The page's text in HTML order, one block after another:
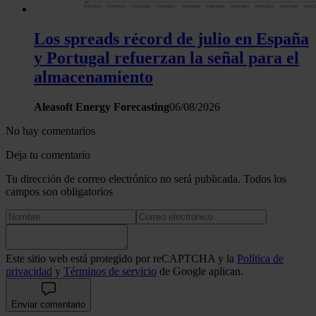
Los spreads récord de julio en España
y Portugal refuerzan la señal para el
almacenamiento
Aleasoft Energy Forecasting06/08/2026
No hay comentarios
Deja tu comentario
Tu dirección de correo electrónico no será publicada. Todos los
campos son obligatorios
Este sitio web está protegido por reCAPTCHA y la Política de
privacidad y Términos de servicio de Google aplican.
Enviar comentario